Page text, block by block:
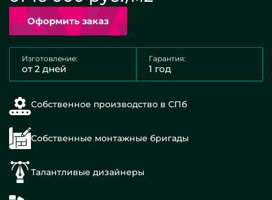
Оформить заказ
Изготовление:
от 2 дней
Гарантия:
1 год
Собственное производство в СПб
Собственные монтажные бригады
Талантливые дизайнеры